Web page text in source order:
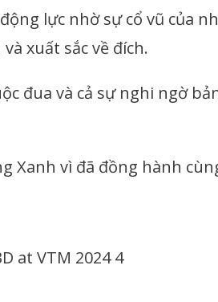
lực nhờ sự cổ vũ của
xuất sắc về đích.
đua và cả sự nghi ngờ
Xanh vì đã đồng hành